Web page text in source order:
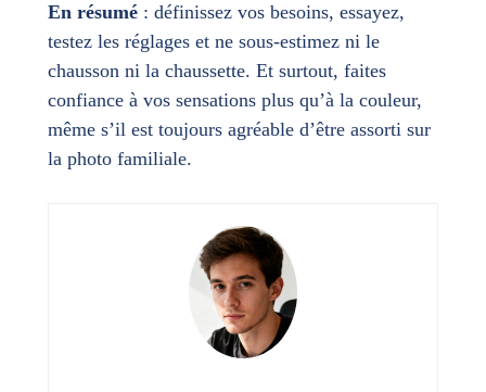
En résumé : définissez vos besoins, essayez,
testez les réglages et ne sous-estimez ni le
chausson ni la chaussette. Et surtout, faites
confiance à vos sensations plus qu’à la couleur,
même s’il est toujours agréable d’être assorti sur
la photo familiale.